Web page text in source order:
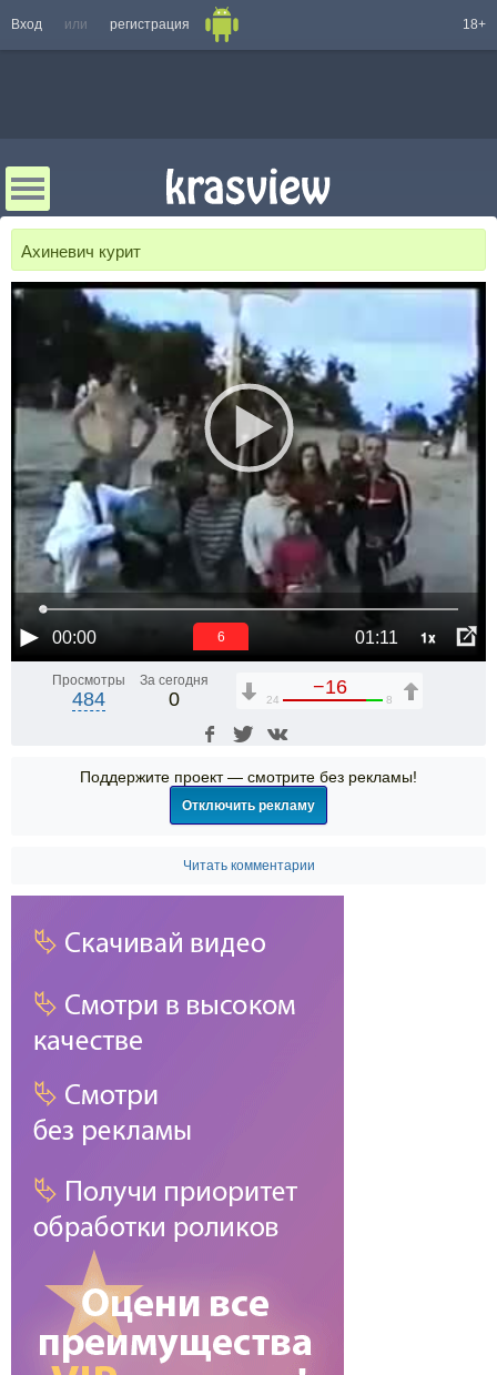
Вход или регистрация 18+
Ахиневич курит
00:00 01:11 1x
6
Просмотры
484
За сегодня
0
−16
24 8
Поддержите проект — смотрите без рекламы!
Отключить рекламу
Читать комментарии